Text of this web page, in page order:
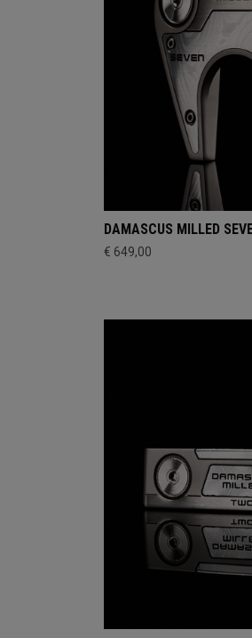
DAMASCUS MILLED
€ 649,00